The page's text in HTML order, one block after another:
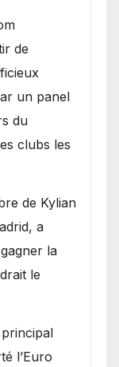
de
un panel
du
clubs les
de Kylian
a
la
le
l’Euro